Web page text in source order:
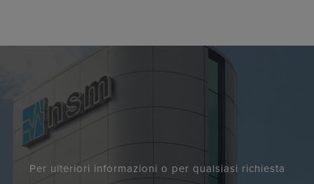
Per ulteriori informazioni o per qualsiasi richiesta